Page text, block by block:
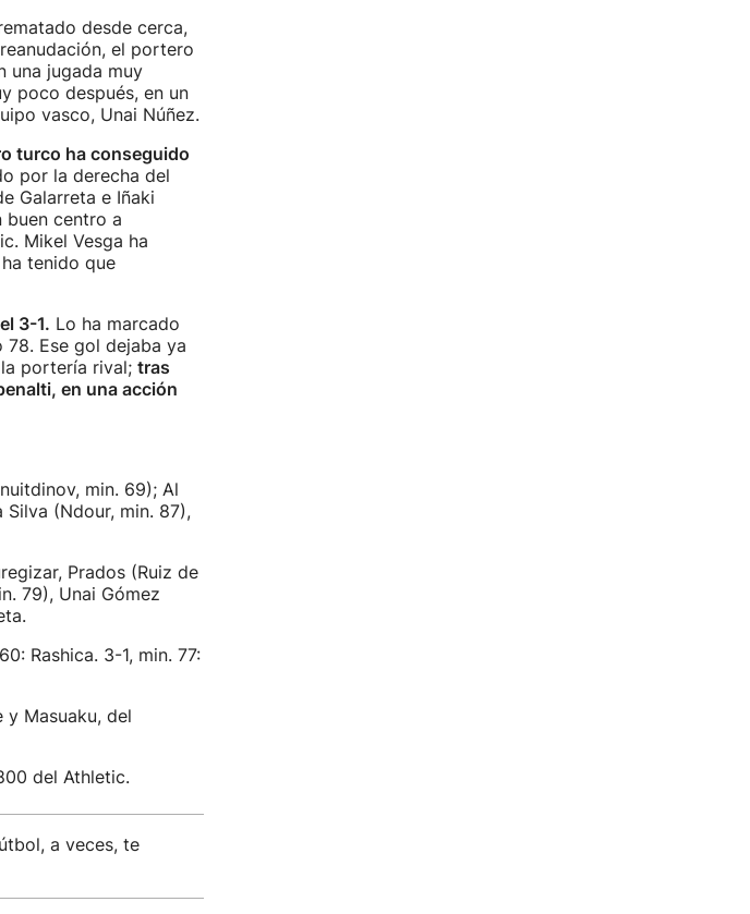
desde cerca,
el portero
una jugada muy
poco después, en un
vasco, Unai Núñez.
turco ha conseguido
por la derecha del
Galarreta e Iñaki
buen centro a
Mikel Vesga ha
tenido que
3-1. Lo ha marcado
78. Ese gol dejaba ya
portería rival; tras
en una acción
min. 69); Al
Silva (Ndour, min. 87),
Prados (Ruiz de
79), Unai Gómez
Rashica. 3-1, min. 77:
y Masuaku, del
del Athletic.
a veces, te